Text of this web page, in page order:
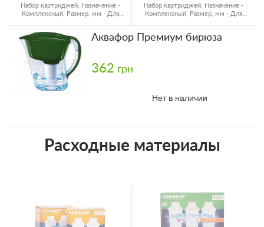
Набор картриджей, Назначение -
Комплексный, Размер, мм - Для
Набор картриджей, Назначение -
Комплексный, Размер, мм - Для
Аквафор Премиум бирюза
362 грн
Нет в наличии
Расходные материалы